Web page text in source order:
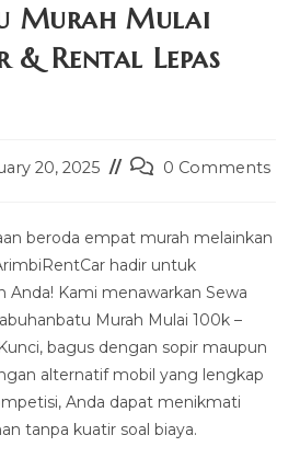
Murah Mulai
& Rental Lepas
20, 2025
Post0 Comments
beroda empat murah melainkan
hadir untuk
Kami menawarkan Sewa
Murah Mulai 100k –
bagus dengan sopir maupun
alternatif mobil yang lengkap
Anda dapat menikmati
tanpa kuatir soal biaya.